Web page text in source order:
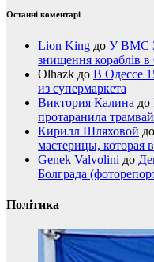
Останні коментарі
Lion King до У ВМС
знищення кораблів в
Olhazk до В Одессе
из супермаркета
Виктория Калина до
протаранила трамвай
Кирилл Шляховой до
мастерицы, которая
Genek Valvolini до
Болграда
Політика